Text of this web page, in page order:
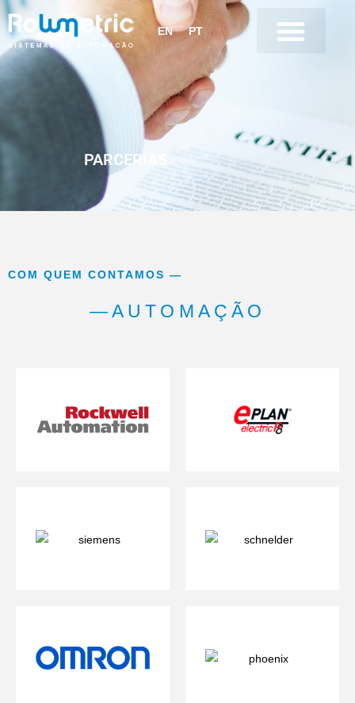
EN PT
PARCERIAS
COM QUEM CONTAMOS —
—AUTOMAÇÃO